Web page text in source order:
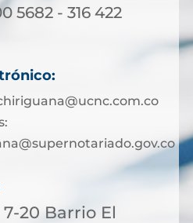
5682 - 316 422
20 Barrio El